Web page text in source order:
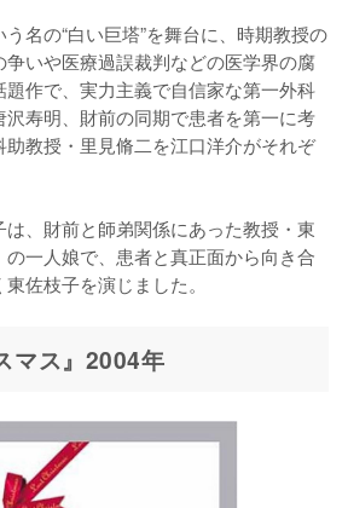
名の“白い巨塔”を舞台に、時期教授の
争いや医療過誤裁判などの医学界の腐
作で、実力主義で自信家な第一外科
寿明、財前の同期で患者を第一に考
助教授・里見脩二を江口洋介がそれぞ
、財前と師弟関係にあった教授・東
の一人娘で、患者と真正面から向き合
佐枝子を演じました。
マス』2004年